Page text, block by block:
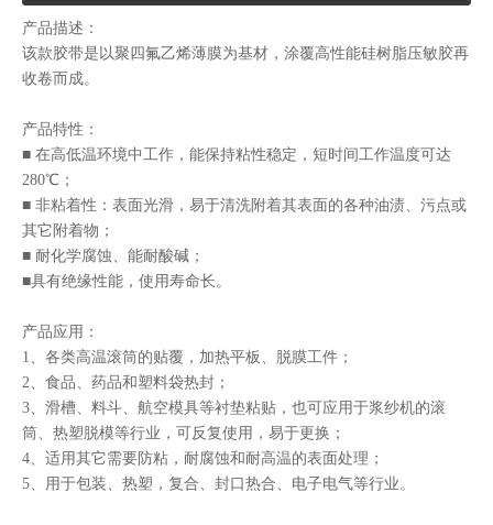
产品描述：
该款胶带是以聚四氟乙烯薄膜为基材，涂覆高性能硅树脂压敏胶再
收卷而成。
产品特性：
■ 在高低温环境中工作，能保持粘性稳定，短时间工作温度可达
280℃；
■ 非粘着性：表面光滑，易于清洗附着其表面的各种油渍、污点或
其它附着物；
■ 耐化学腐蚀、能耐酸碱；
■具有绝缘性能，使用寿命长。
产品应用：
1、各类高温滚筒的贴覆，加热平板、脱膜工件；
2、食品、药品和塑料袋热封；
3、滑槽、料斗、航空模具等衬垫粘贴，也可应用于浆纱机的滚
筒、热塑脱模等行业，可反复使用，易于更换；
4、适用其它需要防粘，耐腐蚀和耐高温的表面处理；
5、用于包装、热塑，复合、封口热合、电子电气等行业。